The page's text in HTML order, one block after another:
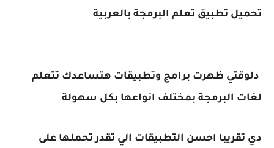
تحميل تطبيق تعلم البرمجة بالعربية
دلوقتي ظهرت برامج وتطبيقات هتساعدك تتعلم
لغات البرمجة بمختلف انواعها بكل سهولة
دي تقريبا احسن التطبيقات الي تقدر تحملها على